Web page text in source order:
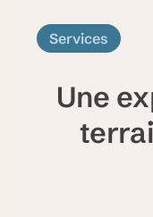
Services
Une